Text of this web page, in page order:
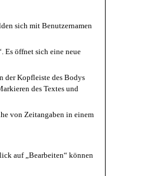
sich mit Benutzernamen
Es öffnet sich eine neue
der Kopfleiste des Bodys
des Textes und
von Zeitangaben in einem
auf „Bearbeiten“ können